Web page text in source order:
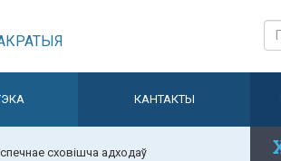
КАНТАКТЫ
сховішча адходаў